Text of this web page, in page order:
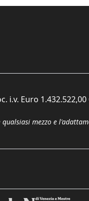
Euro 1.432.522,00
mezzo e